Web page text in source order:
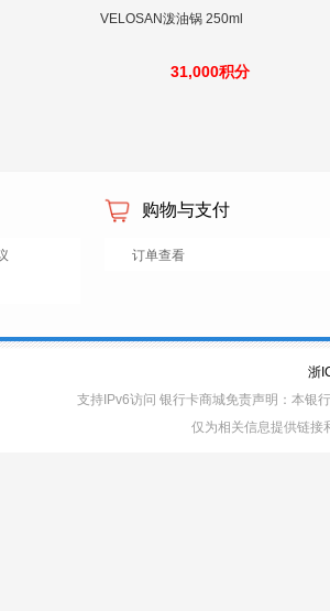
VELOSAN泼油锅 250ml
31,000积分
购物与支付
订单查看
浙
支持IPv6访问 银行卡商城免责声明：本银
仅为相关信息提供链接